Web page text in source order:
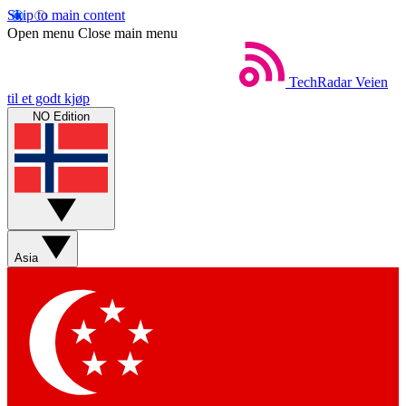
Skip to main content
Open menu Close main menu
TechRadar Veien
til et godt kjøp
NO Edition
Asia